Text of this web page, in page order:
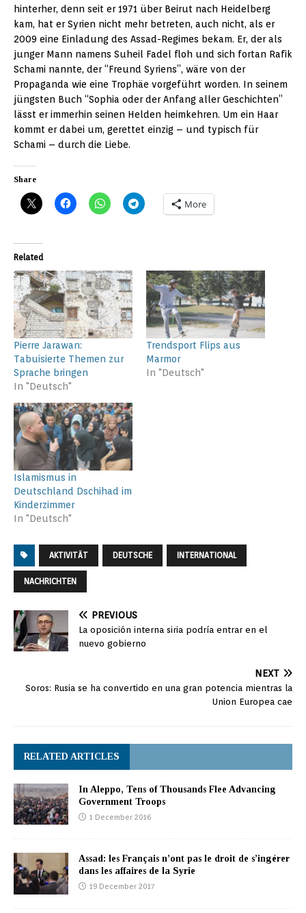
hinterher, denn seit er 1971 über Beirut nach Heidelberg
kam, hat er Syrien nicht mehr betreten, auch nicht, als er
2009 eine Einladung des Assad-Regimes bekam. Er, der als
junger Mann namens Suheil Fadel floh und sich fortan Rafik
Schami nannte, der “Freund Syriens”, wäre von der
Propaganda wie eine Trophäe vorgeführt worden. In seinem
jüngsten Buch “Sophia oder der Anfang aller Geschichten”
lässt er immerhin seinen Helden heimkehren. Um ein Haar
kommt er dabei um, gerettet einzig – und typisch für
Schami – durch die Liebe.
Share
More
Related
Pierre Jarawan:
Tabuisierte Themen zur
Sprache bringen
In "Deutsch"
Trendsport Flips aus
Marmor
In "Deutsch"
Islamismus in
Deutschland Dschihad im
Kinderzimmer
In "Deutsch"
AKTIVITÄT DEUTSCHE INTERNATIONAL
NACHRICHTEN
PREVIOUS
La oposición interna siria podría entrar en el
nuevo gobierno
NEXT
Soros: Rusia se ha convertido en una gran potencia mientras la
Union Europea cae
RELATED ARTICLES
In Aleppo, Tens of Thousands Flee Advancing
Government Troops
1 December 2016
Assad: les Français n’ont pas le droit de s’ingérer
dans les affaires de la Syrie
19 December 2017